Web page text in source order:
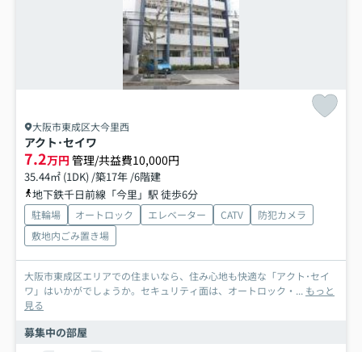
大阪市東成区大今里西
アクト･セイワ
7.2万円 管理/共益費10,000円
35.44㎡ (1DK) /築17年 /6階建
地下鉄千日前線「今里」駅 徒歩6分
駐輪場 オートロック エレベーター CATV
防犯カメラ
敷地内ごみ置き場
大阪市東成区エリアでの住まいなら、住み心地も快適な「アクト･セイ
ワ」はいかがでしょうか。セキュリティ面は、オートロック・... もっと
見る
募集中の部屋